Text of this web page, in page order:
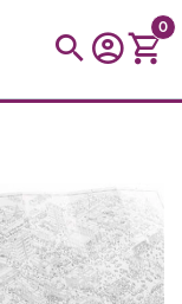
cotxe
Cuina
0